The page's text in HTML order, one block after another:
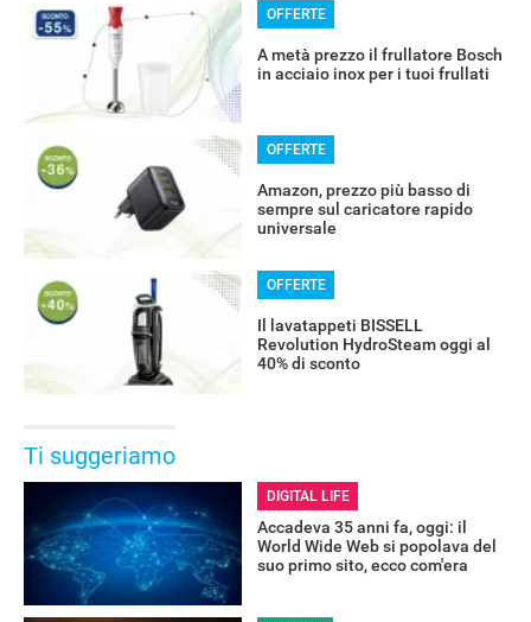
OFFERTE
A metà prezzo il frullatore Bosch
in acciaio inox per i tuoi frullati
OFFERTE
Amazon, prezzo più basso di
sempre sul caricatore rapido
universale
OFFERTE
Il lavatappeti BISSELL
Revolution HydroSteam oggi al
40% di sconto
Ti suggeriamo
DIGITAL LIFE
Accadeva 35 anni fa, oggi: il
World Wide Web si popolava del
suo primo sito, ecco com'era